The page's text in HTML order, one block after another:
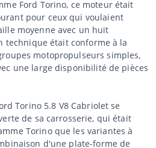
Ford Torino, ce moteur était
pour ceux qui voulaient
moyenne avec un huit
technique était conforme à la
motopropulseurs simples,
une large disponibilité de pièces
Torino 5.8 V8 Cabriolet se
de sa carrosserie, qui était
Torino que les variantes à
d'une plate-forme de